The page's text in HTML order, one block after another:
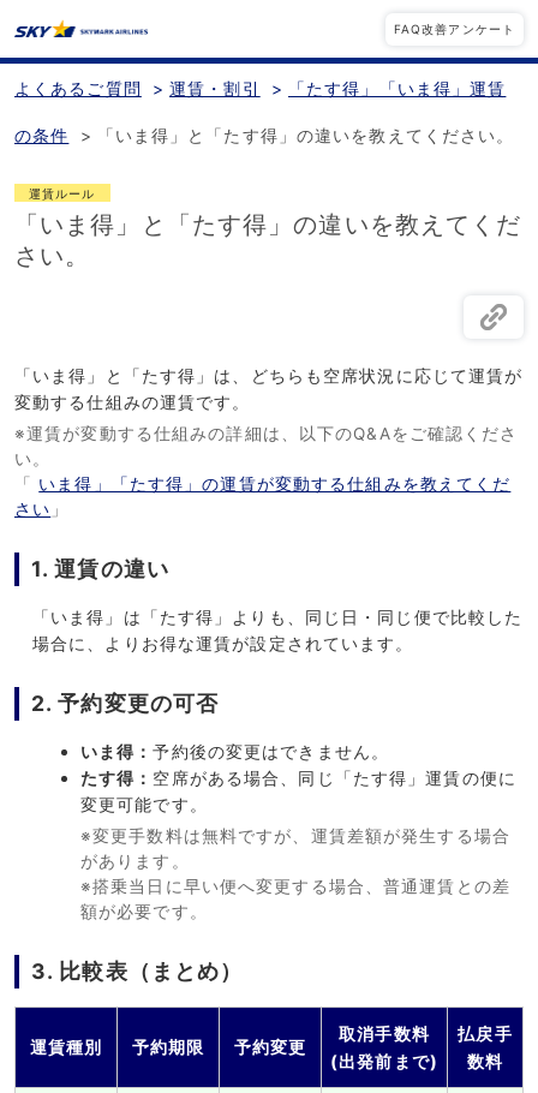
FAQ改善アンケート
よくあるご質問 > 運賃・割引 > 「たす得」「いま得」運賃
の条件 > 「いま得」と「たす得」の違いを教えてください。
運賃ルール
「いま得」と「たす得」の違いを教えてくだ
さい。
「いま得」と「たす得」は、どちらも空席状況に応じて運賃が
変動する仕組みの運賃です。
※運賃が変動する仕組みの詳細は、以下のQ&Aをご確認くださ
い。
「 いま得」「たす得」の運賃が変動する仕組みを教えてくだ
さい 」
1. 運賃の違い
「いま得」は「たす得」よりも、同じ日・同じ便で比較した
場合に、よりお得な運賃が設定されています。
2. 予約変更の可否
いま得：予約後の変更はできません。
たす得： 空席がある場合、同じ「たす得」運賃の便に
変更可能です。
※変更手数料は無料ですが、運賃差額が発生する場合
があります。
※搭乗当日に早い便へ変更する場合、普通運賃との差
額が必要です。
3. 比較表（まとめ）
運賃種別 予約期限 予約変更
取消手数料
(出発前まで)
払戻手
数料